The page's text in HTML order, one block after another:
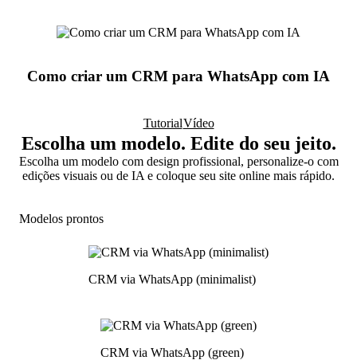
Como criar um CRM para WhatsApp com IA
TutorialVídeo
Escolha um modelo. Edite do seu jeito.
Escolha um modelo com design profissional, personalize-o com
edições visuais ou de IA e coloque seu site online mais rápido.
Modelos prontos
CRM via WhatsApp (minimalist)
CRM via WhatsApp (green)